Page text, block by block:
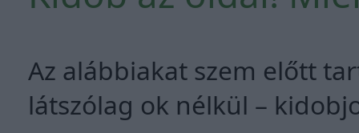
Az alábbiakat szem előtt
látszólag ok nélkül –